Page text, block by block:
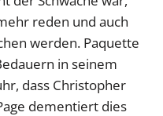
reden und auch
werden. Paquette
in seinem
dass Christopher
dementiert dies